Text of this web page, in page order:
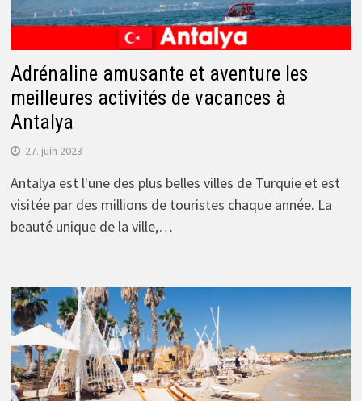
Adrénaline amusante et aventure les
meilleures activités de vacances à
Antalya
27. juin 2023
Antalya est l'une des plus belles villes de Turquie et est
visitée par des millions de touristes chaque année. La
beauté unique de la ville,…